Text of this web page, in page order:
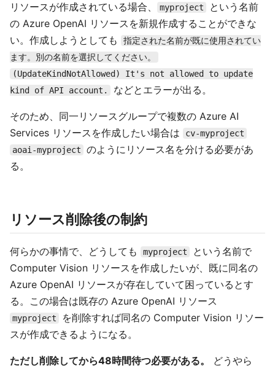
リソースが作成されている場合、
myproject
という名前
の Azure OpenAI リソースを新規作成することができな
い。作成しようとしても
指定された名前が既に使用されてい
ます。別の名前を選択してください。
(UpdateKindNotAllowed) It's not allowed to update
kind of API account.
などとエラーが出る。
そのため、同一リソースグループで複数の Azure AI
Services リソースを作成したい場合は
cv-myproject
aoai-myproject
のようにリソース名を分ける必要があ
る。
リソース削除後の制約
何らかの事情で、どうしても myproject
という名前で
Computer Vision リソースを作成したいが、既に同名の
Azure OpenAI リソースが存在していて困っているとす
る。この場合は既存の Azure OpenAI リソース
myproject
を削除すれば同名の Computer Vision リソー
スが作成できるようになる。
ただし削除してから48時間待つ必要がある。 どうやら